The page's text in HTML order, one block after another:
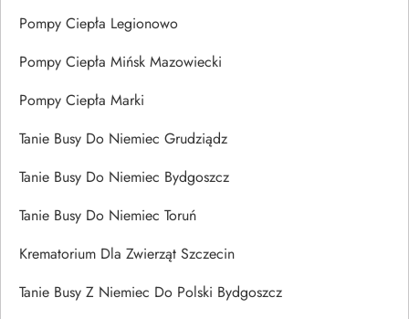
Pompy Ciepła Legionowo
Pompy Ciepła Mińsk Mazowiecki
Pompy Ciepła Marki
Tanie Busy Do Niemiec Grudziądz
Tanie Busy Do Niemiec Bydgoszcz
Tanie Busy Do Niemiec Toruń
Krematorium Dla Zwierząt Szczecin
Tanie Busy Z Niemiec Do Polski Bydgoszcz